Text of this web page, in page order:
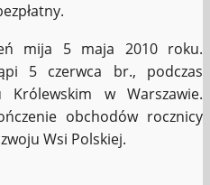
mija 5 maja 2010 roku.
5 czerwca br., podczas
w Warszawie.
obchodów rocznicy
Wsi Polskiej.